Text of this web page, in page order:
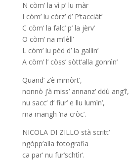
N còm’ la vì p’ lu màr
I còm’ lu còrz’ d’ P’tacciàt’
C còm’ la falc’ p’ la jèrv’
O còm’ na m’lèll’
L còm’ lu pèd d’ la gallìn’
A còm’ l’ còss’ sòtt’alla gonnìn’
Quand’ z’è mmòrt’,
nonnò j’à miss’ annanz’ ddù ang’l’,
nu sacc’ d’ fiur’ e llu lumìn’,
ma mangh ‘na cròc’.
NICOLA DI ZILLO stà scritt’
ngòpp’alla fotografia
ca par’ nu fur’schtìr’.